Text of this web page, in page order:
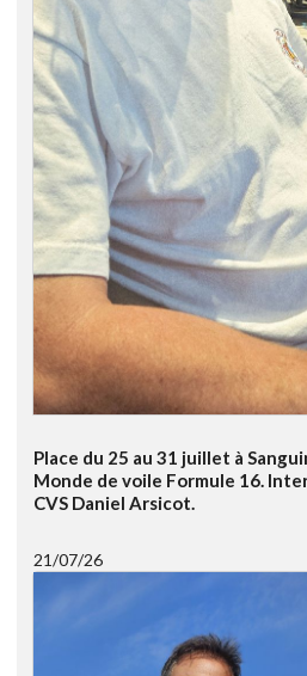
Place du 25 au 31 juillet à
Monde de voile Formule 16.
CVS Daniel Arsicot.
21/07/26